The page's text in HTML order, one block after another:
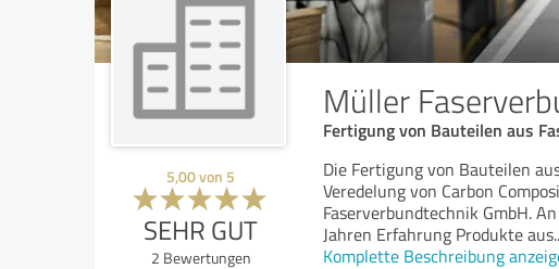
Müller
Fertigung von Bauteilen aus
5,00von 5
SEHR GUT
2 Bewertungen
Die Fertigung von Bauteilen
Veredelung von Carbon
Faserverbundtechnik GmbH.
Jahren Erfahrung Produkte aus
Komplette Beschreibung